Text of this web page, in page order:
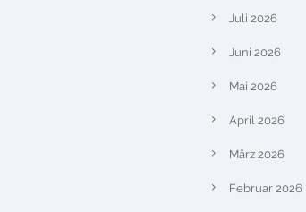
Juli 2026
Juni 2026
Mai 2026
April 2026
März 2026
Februar 2026